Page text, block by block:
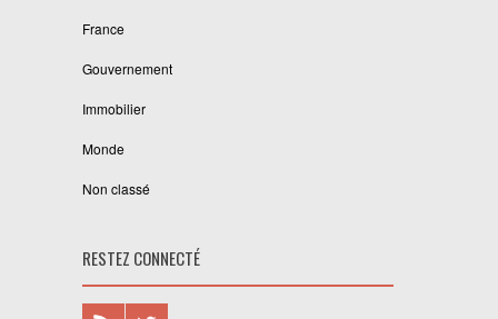
France
Gouvernement
Immobilier
Monde
Non classé
RESTEZ CONNECTÉ